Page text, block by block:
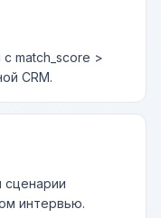
с match_score >
CRM.
сценарии
интервью.